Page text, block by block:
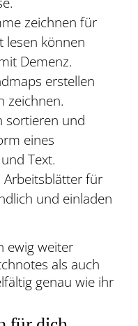
zeichnen für
lesen können
Demenz.
erstellen
zeichnen.
sortieren und
eines
Text.
Arbeitsblätter für
und einladen
ewig weiter
als auch
genau wie ihr